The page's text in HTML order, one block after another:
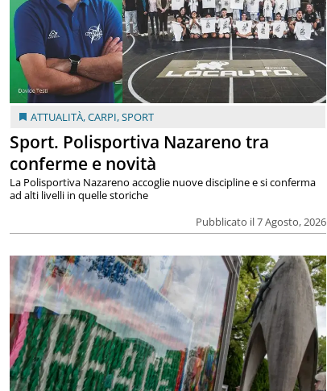
ATTUALITÀ,CARPI,SPORT
Sport. Polisportiva Nazareno tra
conferme e novità
Pubblicato il 7 Agosto, 2026
La Polisportiva Nazareno accoglie nuove discipline e si conferma
ad alti livelli in quelle storiche